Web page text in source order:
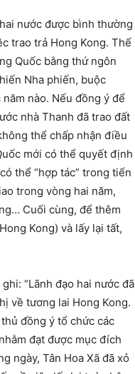
nước được bình thường
trao trả Hong Kong. Thế
Quốc bằng thứ ngôn
Nha phiến, buộc
nào. Nếu đồng ý để
nhà Thanh đã trao đất
thể chấp nhận điều
mới có thể quyết định
thể “hợp tác” trong tiến
trong vòng hai năm,
Cuối cùng, để thêm
Kong) và lấy lại tất,
“Lãnh đạo hai nước đã
về tương lai Hong Kong.
đồng ý tổ chức các
đạt được mục đích
ngày, Tân Hoa Xã đã xỏ